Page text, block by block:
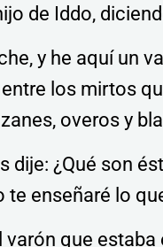
de Iddo,
y he aquí un
los mirtos
overos y
dije: ¿Qué son
te enseñaré lo
varón que